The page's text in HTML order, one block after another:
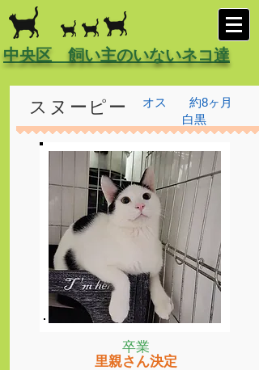
中央区 飼い主のいないネコ達
オス
スヌーピー
約8ヶ月
白黒
卒業
里親さん決定